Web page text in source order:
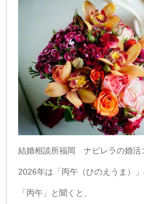
結婚相談所福岡 ナビレラの婚活
2026年は「 丙午（ひのえうま）
「丙午」と聞くと、